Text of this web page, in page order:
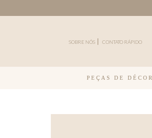
SOBRE NÓS CONTATO RÁPIDO
PEÇAS DE DÉCOR